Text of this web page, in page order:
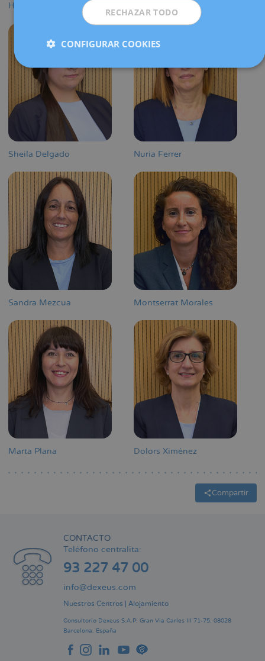
Helena Corrales
Sheila Delgado Nuria Ferrer
Sandra Mezcua Montserrat Morales
Marta Plana Dolors Ximénez
Compartir
CONTACTO
Teléfono centralita:
93 227 47 00
info@dexeus.com
Nuestros Centros Alojamiento
Consultorio Dexeus S.A.P. Gran Via Carles III 71-75. 08028
Barcelona. España
RECHAZAR TODO
CONFIGURAR COOKIES